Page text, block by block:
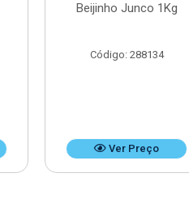
Beijinho Junco 1Kg
Código: 288134
Ver Preço